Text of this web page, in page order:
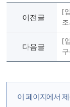
이전글
[
다음글
[
이 페이지에서